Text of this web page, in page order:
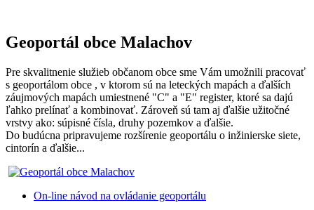
Geoportál obce Malachov
Pre skvalitnenie služieb občanom obce sme Vám umožnili pracovať
s geoportálom obce , v ktorom sú na leteckých mapách a ďalších
záujmových mapách umiestnené "C" a "E" register, ktoré sa dajú
ľahko prelínať a kombinovať. Zároveň sú tam aj ďalšie užitočné
vrstvy ako: súpisné čísla, druhy pozemkov a ďalšie.
Do budúcna pripravujeme rozšírenie geoportálu o inžinierske siete,
cintorín a ďalšie...
On-line návod na ovládanie geoportálu